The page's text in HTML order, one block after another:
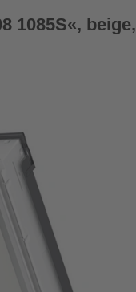
1085S«, beige,